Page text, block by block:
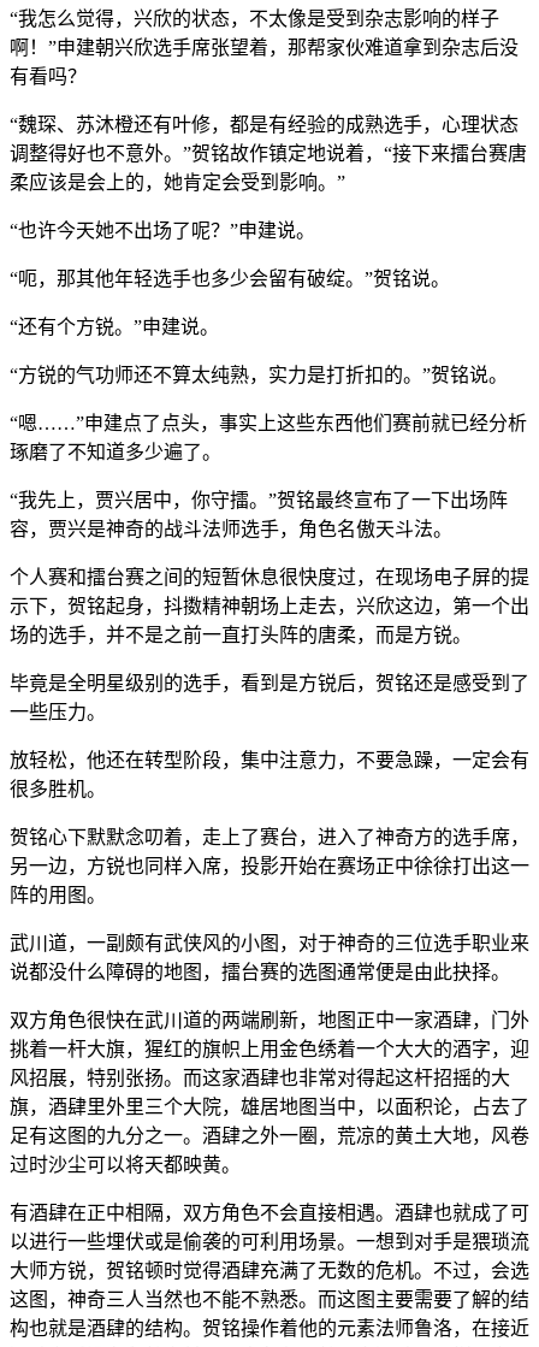
“我怎么觉得，兴欣的状态，不太像是受到杂志影响的样子
啊！”申建朝兴欣选手席张望着，那帮家伙难道拿到杂志后没
有看吗？
“魏琛、苏沐橙还有叶修，都是有经验的成熟选手，心理状态
调整得好也不意外。”贺铭故作镇定地说着，“接下来擂台赛唐
柔应该是会上的，她肯定会受到影响。”
“也许今天她不出场了呢？”申建说。
“呃，那其他年轻选手也多少会留有破绽。”贺铭说。
“还有个方锐。”申建说。
“方锐的气功师还不算太纯熟，实力是打折扣的。”贺铭说。
“嗯……”申建点了点头，事实上这些东西他们赛前就已经分析
琢磨了不知道多少遍了。
“我先上，贾兴居中，你守擂。”贺铭最终宣布了一下出场阵
容，贾兴是神奇的战斗法师选手，角色名傲天斗法。
个人赛和擂台赛之间的短暂休息很快度过，在现场电子屏的提
示下，贺铭起身，抖擞精神朝场上走去，兴欣这边，第一个出
场的选手，并不是之前一直打头阵的唐柔，而是方锐。
毕竟是全明星级别的选手，看到是方锐后，贺铭还是感受到了
一些压力。
放轻松，他还在转型阶段，集中注意力，不要急躁，一定会有
很多胜机。
贺铭心下默默念叨着，走上了赛台，进入了神奇方的选手席，
另一边，方锐也同样入席，投影开始在赛场正中徐徐打出这一
阵的用图。
武川道，一副颇有武侠风的小图，对于神奇的三位选手职业来
说都没什么障碍的地图，擂台赛的选图通常便是由此抉择。
双方角色很快在武川道的两端刷新，地图正中一家酒肆，门外
挑着一杆大旗，猩红的旗帜上用金色绣着一个大大的酒字，迎
风招展，特别张扬。而这家酒肆也非常对得起这杆招摇的大
旗，酒肆里外里三个大院，雄居地图当中，以面积论，占去了
足有这图的九分之一。酒肆之外一圈，荒凉的黄土大地，风卷
过时沙尘可以将天都映黄。
有酒肆在正中相隔，双方角色不会直接相遇。酒肆也就成了可
以进行一些埋伏或是偷袭的可利用场景。一想到对手是猥琐流
大师方锐，贺铭顿时觉得酒肆充满了无数的危机。不过，会选
这图，神奇三人当然也不能不熟悉。而这图主要需要了解的结
构也就是酒肆的结构。贺铭操作着他的元素法师鲁洛，在接近